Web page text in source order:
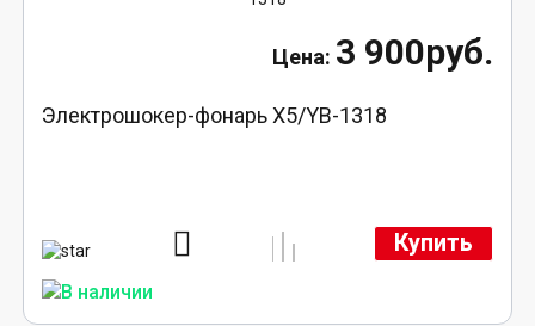
3 900руб.
Электрошокер-фонарь X5/YB-1318
Купить